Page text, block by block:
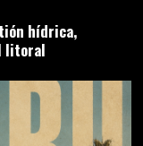
hídrica,
litoral